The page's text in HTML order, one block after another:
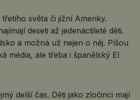
světa či jižní Ameriky.
deseti až jedenáctileté děti.
a možná už nejen o něj. Píšou
média, ale třeba i španělský El
delší čas. Děti jako zločinci mají